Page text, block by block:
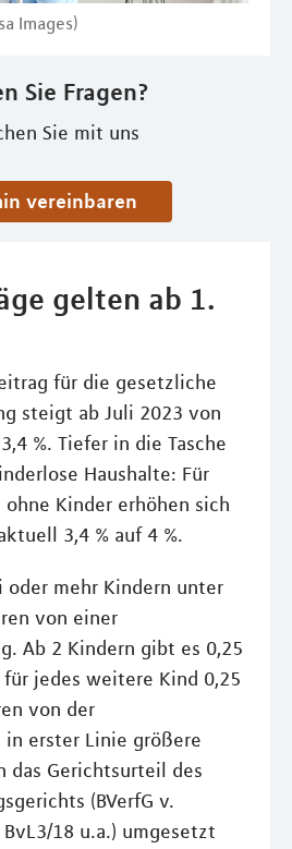
Images)
Sie Fragen?
Sie mit uns
vereinbaren
gelten ab 1.
für die gesetzliche
steigt ab Juli 2023 von
%. Tiefer in die Tasche
Haushalte: Für
ohne Kinder erhöhen sich
3,4 % auf 4 %.
mehr Kindern unter
von einer
Ab 2 Kindern gibt es 0,25
jedes weitere Kind 0,25
von der
in erster Linie größere
das Gerichtsurteil des
(BVerfG v.
18 u.a.) umgesetzt